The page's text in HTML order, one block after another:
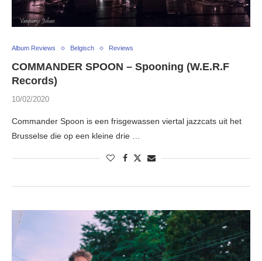
Album Reviews Belgisch Reviews
COMMANDER SPOON – Spooning (W.E.R.F
Records)
10/02/2020
Commander Spoon is een frisgewassen viertal jazzcats uit het
Brusselse die op een kleine drie …